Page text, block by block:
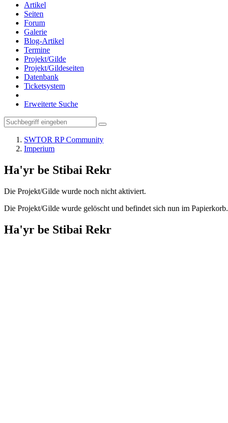
Artikel
Seiten
Forum
Galerie
Blog-Artikel
Termine
Projekt/Gilde
Projekt/Gildeseiten
Datenbank
Ticketsystem
Erweiterte Suche
SWTOR RP Community
Imperium
Ha'yr be Stibai Rekr
Die Projekt/Gilde wurde noch nicht aktiviert.
Die Projekt/Gilde wurde gelöscht und befindet sich nun im Papierkorb.
Ha'yr be Stibai Rekr